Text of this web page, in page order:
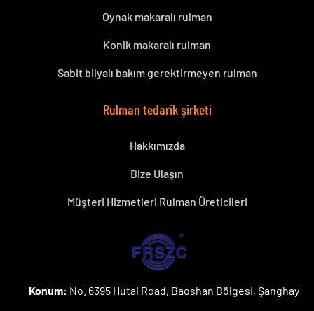
Oynak makaralı rulman
Konik makaralı rulman
Sabit bilyalı bakım gerektirmeyen rulman
Rulman tedarik şirketi
Hakkımızda
Bize Ulaşın
Müşteri Hizmetleri Rulman Üreticileri
Konum: No. 6395 Hutai Road, Baoshan Bölgesi, Şanghay